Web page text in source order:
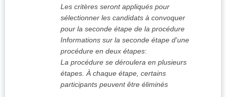
Les critères seront appliqués pour
sélectionner les candidats à convoquer
pour la seconde étape de la procédure
Informations sur la seconde étape d'une
procédure en deux étapes:
La procédure se déroulera en plusieurs
étapes. À chaque étape, certains
participants peuvent être éliminés